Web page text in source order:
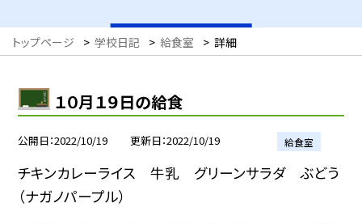
トップページ > 学校日記 > 給食室 > 詳細
１０月１９日の給食
公開日 2022/10/19 更新日 2022/10/19 給食室
チキンカレーライス 牛乳 グリーンサラダ ぶどう
（ナガノパープル）